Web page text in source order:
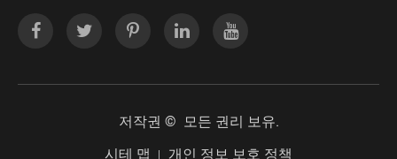
저작권 © 모든 권리 보유.
시테 맵
개인 정보 보호 정책